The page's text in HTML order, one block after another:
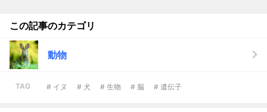
この記事のカテゴリ
動物
TAG # イヌ # 犬 # 生物 # 脳 # 遺伝子